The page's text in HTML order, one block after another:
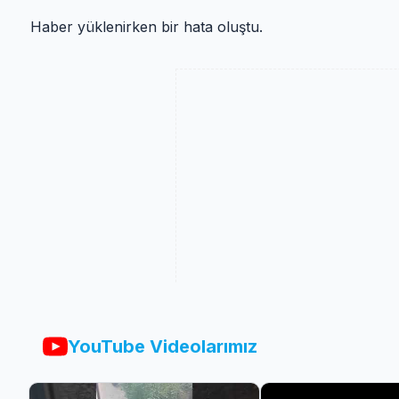
Haber yüklenirken bir hata oluştu.
YouTube Videolarımız